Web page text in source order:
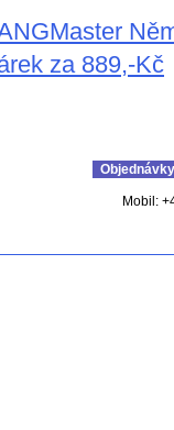
za 889,-Kč
Mobil: